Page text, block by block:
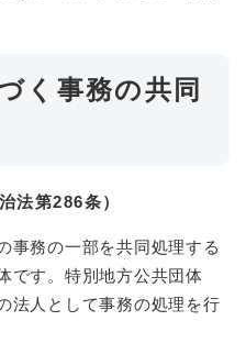
く事務の共同
法第286条）
務の一部を共同処理する
です。特別地方公共団体
法人として事務の処理を行